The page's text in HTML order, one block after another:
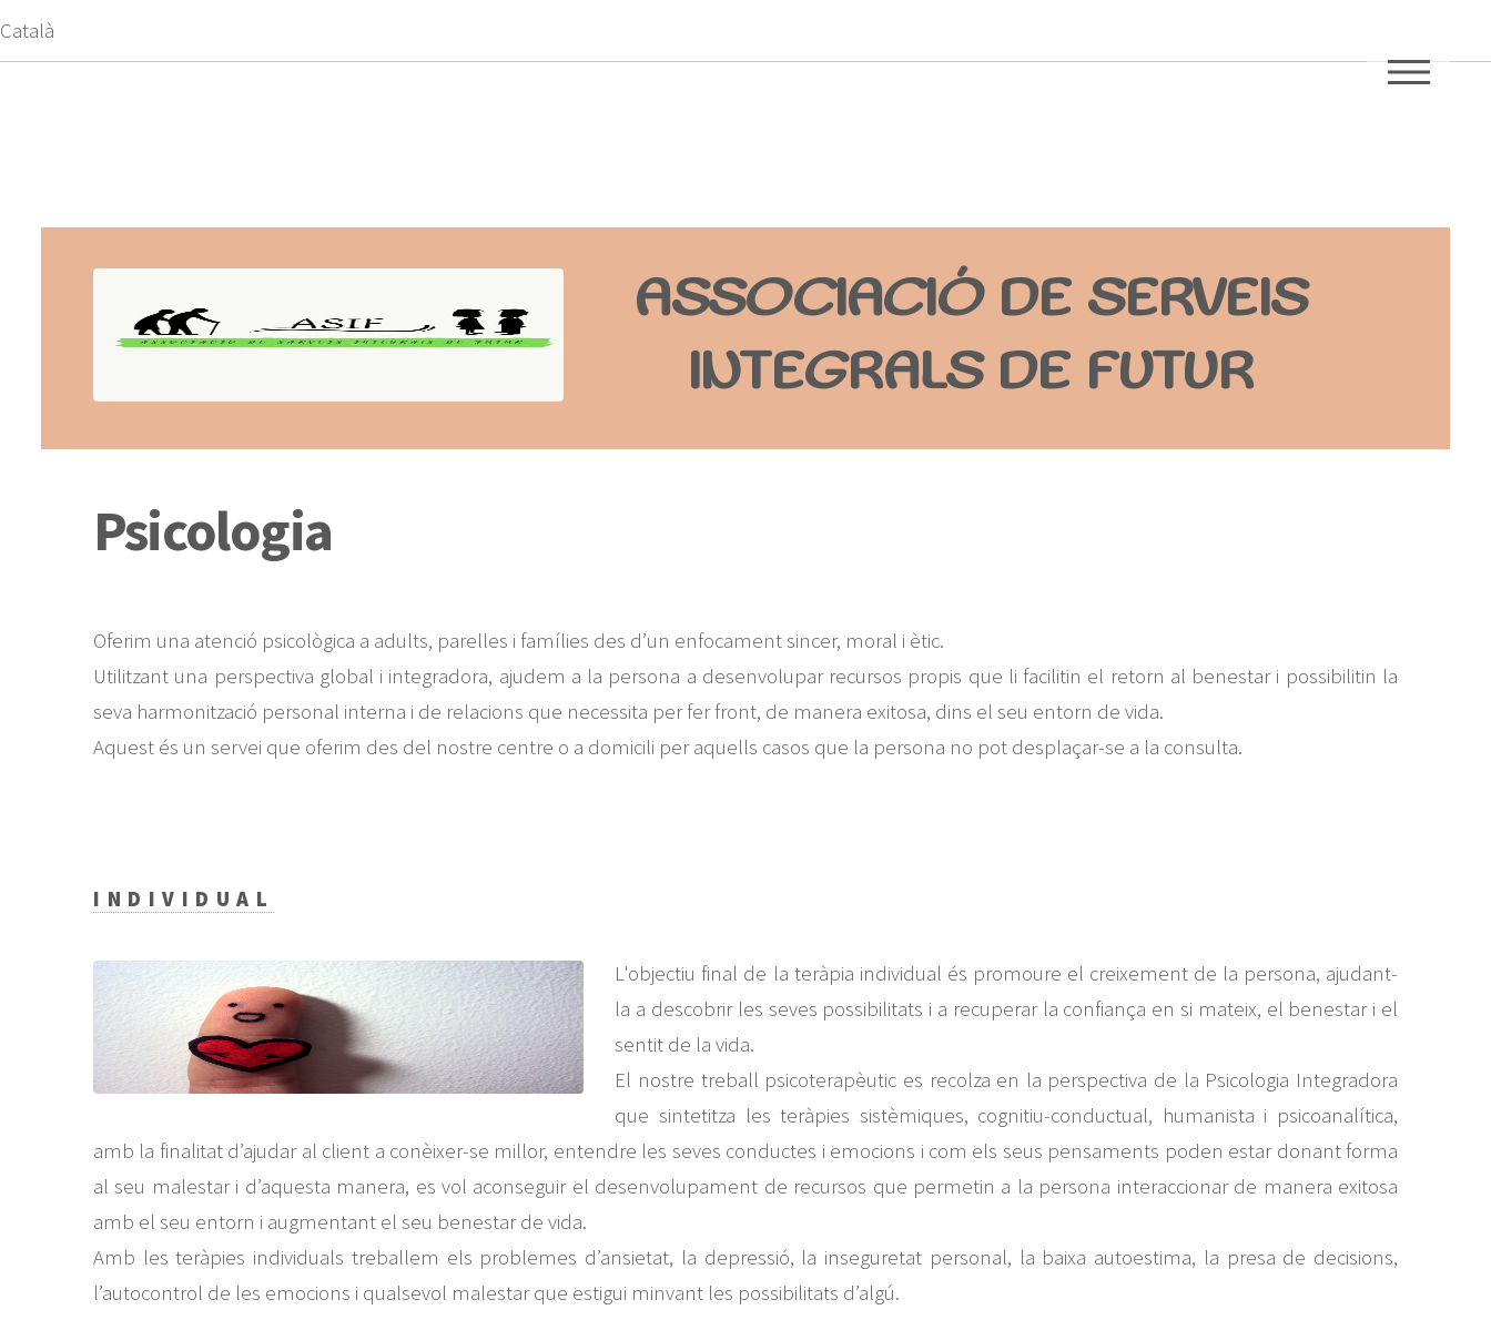
ASSOCIACIÓ DE SERVEIS
INTEGRALS DE FUTUR
Psicologia
Oferim una atenció psicològica a adults, parelles i famílies des d’un enfocament sincer, moral i ètic.
Utilitzant una perspectiva global i integradora, ajudem a la persona a desenvolupar recursos propis que li facilitin el retorn al benestar i possibilitin la
seva harmonització personal interna i de relacions que necessita per fer front, de manera exitosa, dins el seu entorn de vida.
Aquest és un servei que oferim des del nostre centre o a domicili per aquells casos que la persona no pot desplaçar-se a la consulta.
INDIVIDUAL
L'objectiu final de la teràpia individual és promoure el creixement de la persona, ajudant-
la a descobrir les seves possibilitats i a recuperar la confiança en si mateix, el benestar i el
sentit de la vida.
El nostre treball psicoterapèutic es recolza en la perspectiva de la Psicologia Integradora
que sintetitza les teràpies sistèmiques, cognitiu-conductual, humanista i psicoanalítica,
amb la finalitat d’ajudar al client a conèixer-se millor, entendre les seves conductes i emocions i com els seus pensaments poden estar donant forma
al seu malestar i d’aquesta manera, es vol aconseguir el desenvolupament de recursos que permetin a la persona interaccionar de manera exitosa
amb el seu entorn i augmentant el seu benestar de vida.
Amb les teràpies individuals treballem els problemes d’ansietat, la depressió, la inseguretat personal, la baixa autoestima, la presa de decisions,
l’autocontrol de les emocions i qualsevol malestar que estigui minvant les possibilitats d’algú.